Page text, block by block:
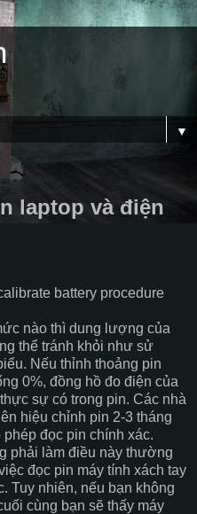
▼
laptop và điện
nào thì dung lượng của
thể tránh khỏi như sử
Nếu thỉnh thoảng pin
0%, đồng hồ đo điện của
sự có trong pin. Các nhà
hiệu chỉnh pin 2-3 tháng
đọc pin chính xác.
phải làm điều này thường
đọc pin máy tính xách tay
Tuy nhiên, nếu bạn không
cùng bạn sẽ thấy máy